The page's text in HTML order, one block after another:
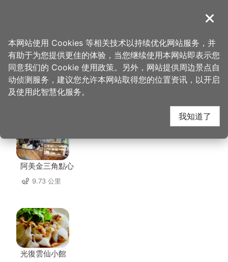
導覽
首页 > 想去的地方 > 住宿 > 青埔商务旅馆
青埔商务旅馆 周边店家
阿美金三角點心
9.73 公里
光復雲仙小館
关闭
本网站使用 Cookies 等相关技术以持续优化网站服务，并
有助于为您提供更佳的体验，当您继续使用本网站即表示您
同意我们的 Cookie 使用政策。另外，网站提供周边景点自
动侦测服务，建议您允许本网站取得您的位置资讯，以开启
及使用此智慧化服务。
我知道了